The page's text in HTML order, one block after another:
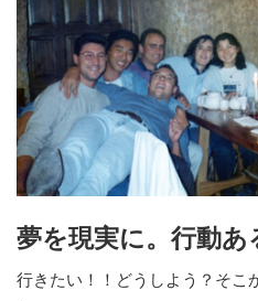
夢を現実に。行動あ
行きたい！！どうしよう？そこ